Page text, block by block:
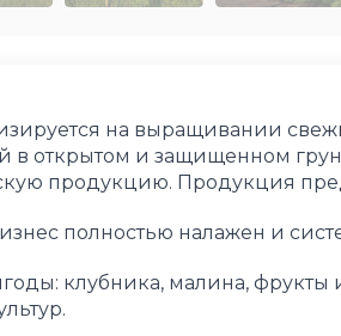
на выращивании
открытом и защищенном
продукцию. Продукция
полностью налажен и
клубника, малина, фрукты